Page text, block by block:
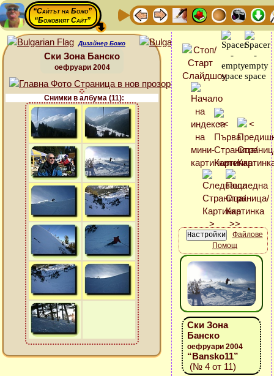
“Сайтът на Божо”
“Божовият Сайт”
Дизайнер Божо
Ски Зона Банско
оефруари 2004
Снимки в албума (11):
Файлове
Помощ
Ски Зона
Банско
оефруари 2004
“Bansko11”
(№ 4 от 11)